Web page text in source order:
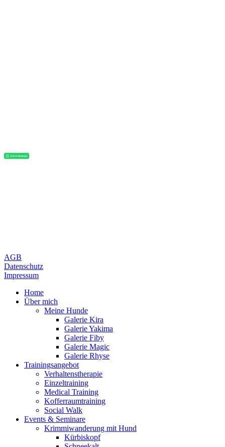
AGB
Datenschutz
Impressum
Home
Über mich
Meine Hunde
Galerie Kira
Galerie Yakima
Galerie Fiby
Galerie Magic
Galerie Rhyse
Trainingsangebot
Verhaltenstherapie
Einzeltraining
Medical Training
Kofferraumtraining
Social Walk
Events & Seminare
Krimmiwanderung mit Hund
Kürbiskopf